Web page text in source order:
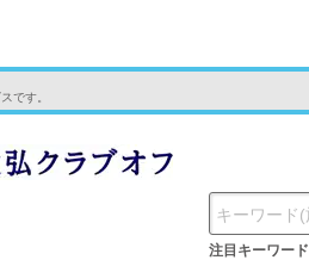
です。
注目キーワード